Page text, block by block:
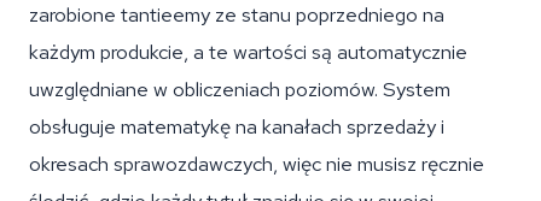
zarobione tantieemy ze stanu poprzedniego na
każdym produkcie, a te wartości są automatycznie
uwzględniane w obliczeniach poziomów. System
obsługuje matematykę na kanałach sprzedaży i
okresach sprawozdawczych, więc nie musisz ręcznie